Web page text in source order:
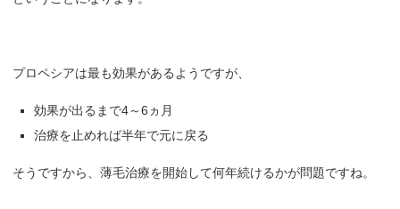
プロペシアは最も効果があるようですが、
効果が出るまで4～6ヵ月
治療を止めれば半年で元に戻る
そうですから、薄毛治療を開始して何年続けるかが問題ですね。